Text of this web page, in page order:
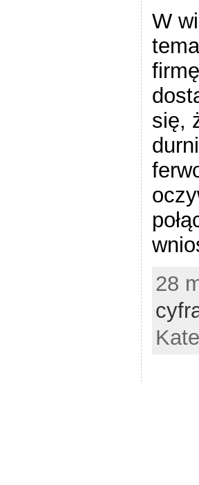
W
się,
28